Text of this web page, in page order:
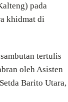
pada
khidmat di
tertulis
oleh Asisten
Barito Utara,